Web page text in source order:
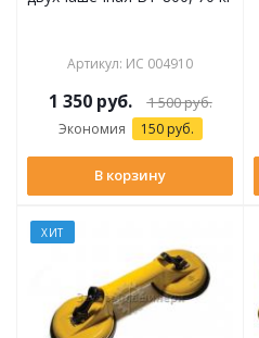
Артикул: ИС 004910
1 350руб. 1 500руб.
Экономия 150 руб.
В корзину
ХИТ